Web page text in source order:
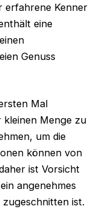
erfahrene Kenner
eine
Genuss
Mal
kleinen Menge zu
um die
können von
ist Vorsicht
angenehmes
ist.